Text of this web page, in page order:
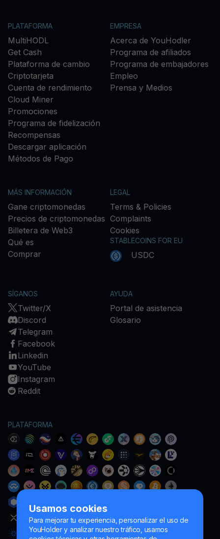
Usamos cookies
Para mejorar tu experiencia, personalizar el uso de
YouHolder y analizar nuestro tráfico, usamos
PLATAFORMA
MultiHODL
Get Cash
Plataforma de cambio
Criptotarjeta
Cuenta de rendimiento
Cloud Miner
Promociones
Programa de fidelización
Recompensas
Descargar aplicación
Métodos de Pago
EMPRESA
Acerca de YouHodler
Programa de afiliados
Programa de embajadores
Empleo
Prensa y Medios
MÁS INFORMACIÓN
Gane criptomonedas
Precios de criptomonedas
Billetera de Web3
Qué es
Comprar
LEGAL
Terms & Policies
Complaints
Cookies
STABLECOINS FOR EU
USDC
SÍGANOS
Twitter/X
Discord
Telegram
Facebook
Linkedin
YouTube
Instagram
Reddit
AYUDA
Portal de asistencia
Glosario
PLATAFORMA